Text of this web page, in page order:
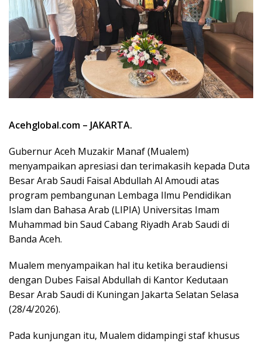
Acehglobal.com – JAKARTA.
Gubernur Aceh Muzakir Manaf (Mualem)
menyampaikan apresiasi dan terimakasih kepada Duta
Besar Arab Saudi Faisal Abdullah Al Amoudi atas
program pembangunan Lembaga Ilmu Pendidikan
Islam dan Bahasa Arab (LIPIA) Universitas Imam
Muhammad bin Saud Cabang Riyadh Arab Saudi di
Banda Aceh.
Mualem menyampaikan hal itu ketika beraudiensi
dengan Dubes Faisal Abdullah di Kantor Kedutaan
Besar Arab Saudi di Kuningan Jakarta Selatan Selasa
(28/4/2026).
Pada kunjungan itu, Mualem didampingi staf khusus